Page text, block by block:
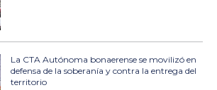
La CTA Autónoma bonaerense se movilizó en
defensa de la soberanía y contra la entrega del
territorio